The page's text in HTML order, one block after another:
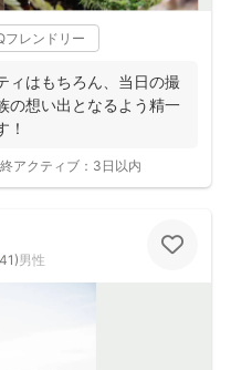
フレンドリー
ィはもちろん、当日の撮
の想い出となるよう精一
！
アクティブ： 3日以内
41)男性